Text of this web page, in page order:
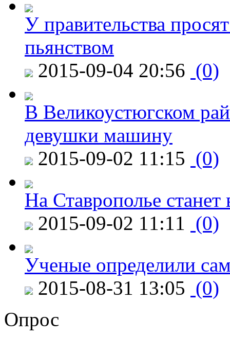
У правительства
пьянством
2015-09-04 20:56 (0)
В Великоустюгском
девушки машину
2015-09-02 11:15 (0)
На Ставрополье
2015-09-02 11:11 (0)
Ученые определили
2015-08-31 13:05 (0)
Опрос